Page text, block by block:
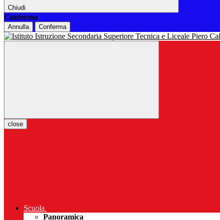
Chiudi
Conferma
Annulla Conferma
close
Scuola
Panoramica